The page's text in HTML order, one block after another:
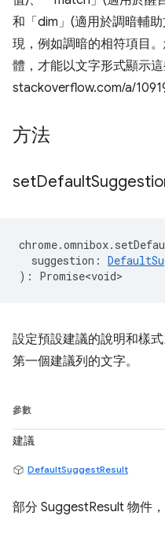
和「dim」(適用於調暗輔
現，例如調暗的相符項目
體，才能以文字形式顯示這
stackoverflow.com/a/
方法
setDefault
chrome.omnibox.
suggestion :
) : Promise<void>
設定預設建議的說明和樣
第一個建議列的文字。
參數
建議
DefaultSuggestResult
部分 SuggestResult 物件